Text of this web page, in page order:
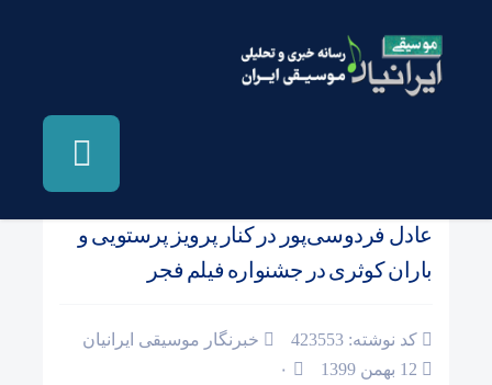
عادل فردوسی‌پور در کنار پرویز پرستویی و
باران کوثری در جشنواره فیلم فجر
کد نوشته: 423553
خبرنگار موسیقی ایرانیان
۰